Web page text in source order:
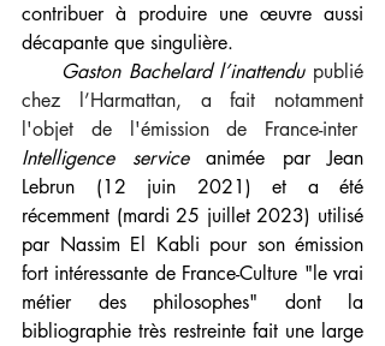
contribuer à produire une œuvre aussi
décapante que singulière.
Gaston Bachelard l’inattendu publié
chez l’Harmattan, a fait notamment
l'objet de l'émission de France-inter
Intelligence service animée par Jean
Lebrun (12 juin 2021) et a été
récemment (mardi 25 juillet 2023) utilisé
par Nassim El Kabli pour son émission
fort intéressante de France-Culture "le vrai
métier des philosophes" dont la
bibliographie très restreinte fait une large